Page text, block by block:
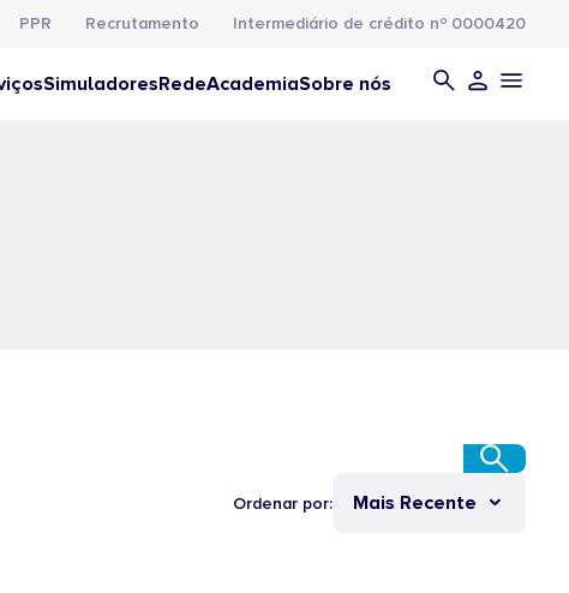
PPR Recrutamento Intermediário de crédito nº 0000420
SimuladoresRedeAcademiaSobre nós
Ordenar por: Mais Recente